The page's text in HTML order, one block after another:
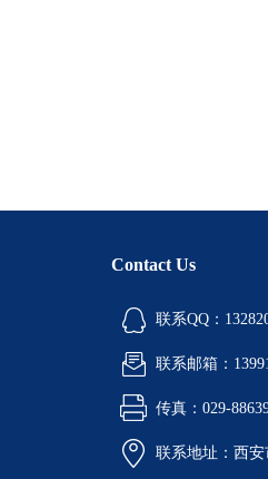
Contact Us
联系QQ：
联系邮箱：
传真：029-
联系地址：西